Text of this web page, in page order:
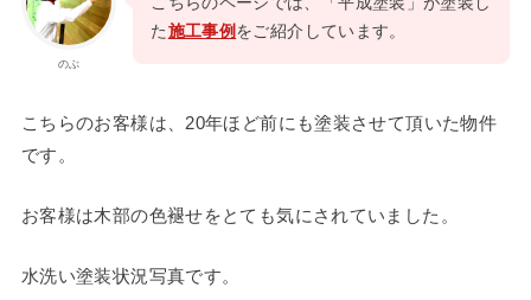
のぶ
た 施工事例 をご紹介しています。
こちらのお客様は、20年ほど前にも塗装させて頂いた物件
です。
お客様は木部の色褪せをとても気にされていました。
水洗い塗装状況写真です。